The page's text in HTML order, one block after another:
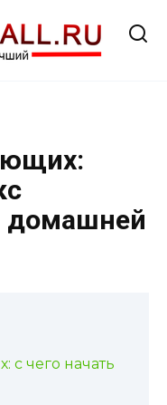
домашней
с чего начать